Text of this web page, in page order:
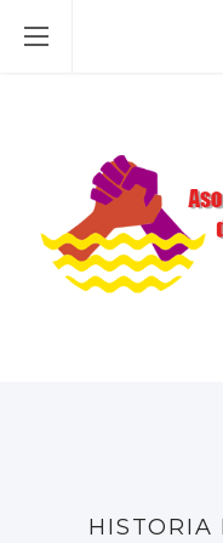
HISTORIA